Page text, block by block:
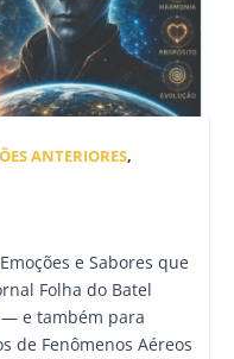
ANTERIORES,
e Sabores que
Folha do Batel
e também para
de Fenômenos Aéreos